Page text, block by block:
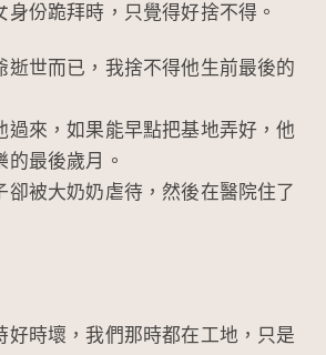
份跪拜時，只覺得好捨不得。
逝世而已，我捨不得他生前最後的
過來，如果能早點把基地弄好，他
最後歲月。
卻被大奶奶虐待，然後在醫院住了
好時壞，我們那時都在工地，只是